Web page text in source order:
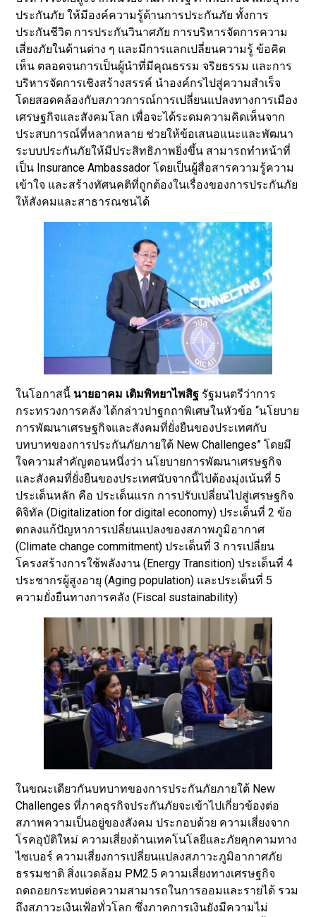
ประกันภัย ให้มีองค์ความรู้ด้านการประกันภัย ทั้งการ
ประกันชีวิต การประกันวินาศภัย การบริหารจัดการความ
เสี่ยงภัยในด้านต่าง ๆ และมีการแลกเปลี่ยนความรู้ ข้อคิด
เห็น ตลอดจนการเป็นผู้นำที่มีคุณธรรม จริยธรรม และการ
บริหารจัดการเชิงสร้างสรรค์ นำองค์กรไปสู่ความสำเร็จ
โดยสอดคล้องกับสภาวการณ์การเปลี่ยนแปลงทางการเมือง
เศรษฐกิจและสังคมโลก เพื่อจะได้ระดมความคิดเห็นจาก
ประสบการณ์ที่หลากหลาย ช่วยให้ข้อเสนอแนะและพัฒนา
ระบบประกันภัยให้มีประสิทธิภาพยิ่งขึ้น สามารถทำหน้าที่
เป็น Insurance Ambassador โดยเป็นผู้สื่อสารความรู้ความ
เข้าใจ และสร้างทัศนคติที่ถูกต้องในเรื่องของการประกันภัย
ให้สังคมและสาธารณชนได้
ในโอกาสนี้ นายอาคม เติมพิทยาไพสิฐ รัฐมนตรีว่าการ
กระทรวงการคลัง ได้กล่าวปาฐกถาพิเศษในหัวข้อ “นโยบาย
การพัฒนาเศรษฐกิจและสังคมที่ยั่งยืนของประเทศกับ
บทบาทของการประกันภัยภายใต้ New Challenges” โดยมี
ใจความสำคัญตอนหนึ่งว่า นโยบายการพัฒนาเศรษฐกิจ
และสังคมที่ยั่งยืนของประเทศนับจากนี้ไปต้องมุ่งเน้นที่ 5
ประเด็นหลัก คือ ประเด็นแรก การปรับเปลี่ยนไปสู่เศรษฐกิจ
ดิจิทัล (Digitalization for digital economy) ประเด็นที่ 2 ข้อ
ตกลงแก้ปัญหาการเปลี่ยนแปลงของสภาพภูมิอากาศ
(Climate change commitment) ประเด็นที่ 3 การเปลี่ยน
โครงสร้างการใช้พลังงาน (Energy Transition) ประเด็นที่ 4
ประชากรผู้สูงอายุ (Aging population) และประเด็นที่ 5
ความยั่งยืนทางการคลัง (Fiscal sustainability)
ในขณะเดียวกันบทบาทของการประกันภัยภายใต้ New
Challenges ที่ภาคธุรกิจประกันภัยจะเข้าไปเกี่ยวข้องต่อ
สภาพความเป็นอยู่ของสังคม ประกอบด้วย ความเสี่ยงจาก
โรคอุบัติใหม่ ความเสี่ยงด้านเทคโนโลยีและภัยคุกคามทาง
ไซเบอร์ ความเสี่ยงการเปลี่ยนแปลงสภาวะภูมิอากาศภัย
ธรรมชาติ สิ่งแวดล้อม PM2.5 ความเสี่ยงทางเศรษฐกิจ
ถดถอยกระทบต่อความสามารถในการออมและรายได้ รวม
ถึงสภาวะเงินเฟ้อทั่วโลก ซึ่งภาคการเงินยังมีความไม่